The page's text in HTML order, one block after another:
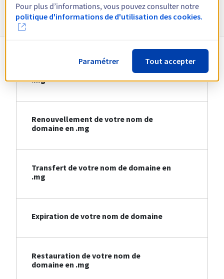
Informations sur le .mg
Création de votre nom de domaine en
.mg
Renouvellement de votre nom de
domaine en .mg
Transfert de votre nom de domaine en
.mg
Expiration de votre nom de domaine
Restauration de votre nom de
domaine en .mg
Pour plus d’informations, vous pouvez consulter notre
politique d'informations de d'utilisation des cookies.
Paramétrer Tout accepter